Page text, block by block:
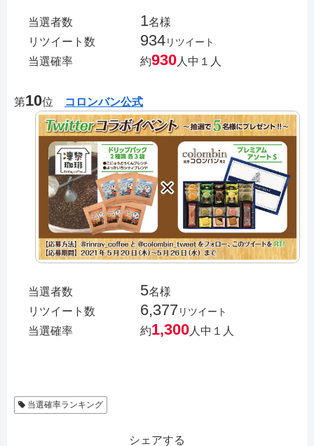
当選者数 1名様
リツイート数
934リツイート
当選確率 約930 人中１人
第10位 コロンバン公式
当選者数 5名様
リツイート数
6,377リツイート
当選確率 約1,300 人中１人
当選確率ランキング
シェアする